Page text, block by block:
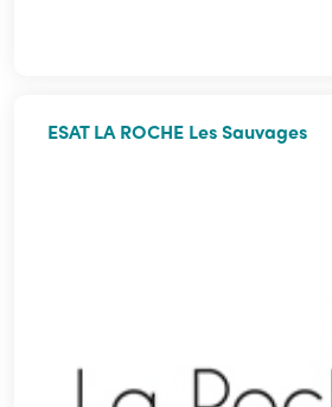
ESAT LA ROCHE Les Sauvages